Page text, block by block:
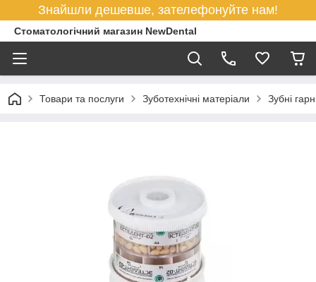
Знайшли дешевше, зателефонуйте нам!
Стоматологічний магазин NewDental
Товари та послуги Зуботехнічні матеріали Зубні